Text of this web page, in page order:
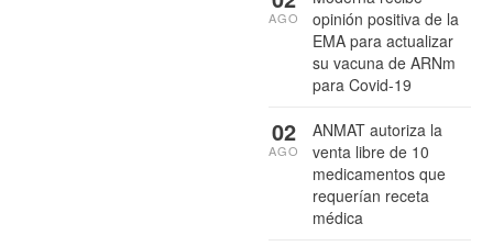
opinión positiva de la
EMA para actualizar
su vacuna de ARNm
para Covid-19
AGO
ANMAT autoriza la
venta libre de 10
medicamentos que
requerían receta
médica
02
AGO